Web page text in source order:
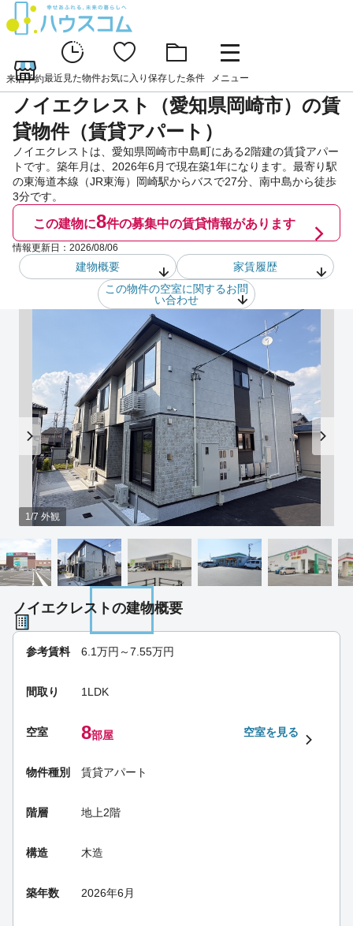
来店予約最近見た物件お気に入り 保存した条件 メニュー
ノイエクレスト（愛知県岡崎市）の賃
貸物件（賃貸アパート）
ノイエクレストは、愛知県岡崎市中島町にある2階建の賃貸アパー
トです。築年月は、2026年6月で現在築1年になります。最寄り駅
の東海道本線（JR東海）岡崎駅からバスで27分、南中島から徒歩
3分です。
この建物に8件の募集中の賃貸情報があります
情報更新日： 2026/08/06
建物概要
家賃履歴
この物件の空室に関するお問
い合わせ
1/7 外観
ノイエクレストの建物概要
参考賃料 6.1万円～7.55万円
間取り 1LDK
空室 8部屋 空室を見る
物件種別 賃貸アパート
階層 地上2階
構造 木造
築年数 2026年6月